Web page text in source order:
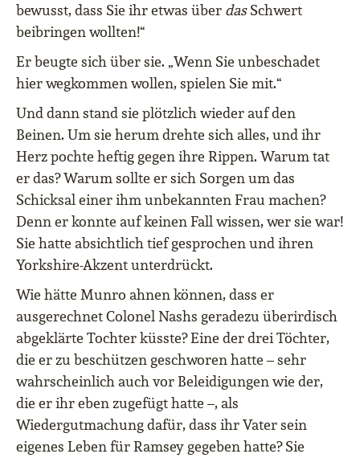
bewusst, dass Sie ihr etwas über dasSchwert
beibringen wollten!“
Er beugte sich über sie. „Wenn Sie unbeschadet
hier wegkommen wollen, spielen Sie mit.“
Und dann stand sie plötzlich wieder auf den
Beinen. Um sie herum drehte sich alles, und ihr
Herz pochte heftig gegen ihre Rippen. Warum tat
er das? Warum sollte er sich Sorgen um das
Schicksal einer ihm unbekannten Frau machen?
Denn er konnte auf keinen Fall wissen, wer sie war!
Sie hatte absichtlich tief gesprochen und ihren
Yorkshire-Akzent unterdrückt.
Wie hätte Munro ahnen können, dass er
ausgerechnet Colonel Nashs geradezu überirdisch
abgeklärte Tochter küsste? Eine der drei Töchter,
die er zu beschützen geschworen hatte – sehr
wahrscheinlich auch vor Beleidigungen wie der,
die er ihr eben zugefügt hatte –, als
Wiedergutmachung dafür, dass ihr Vater sein
eigenes Leben für Ramsey gegeben hatte? Sie